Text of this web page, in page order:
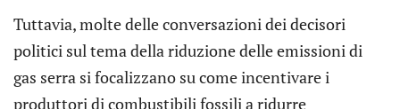
Tuttavia, molte delle conversazioni dei decisori
politici sul tema della riduzione delle emissioni di
gas serra si focalizzano su come incentivare i
produttori di combustibili fossili a ridurre